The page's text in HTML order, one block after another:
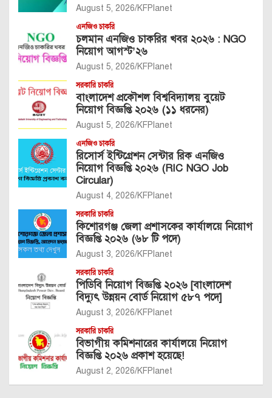
August 5, 2026 KFPlanet
এনজিও চাকরি
চলমান এনজিও চাকরির খবর ২০২৬ : NGO
নিয়োগ আগস্ট’২৬
August 5, 2026 KFPlanet
সরকারি চাকরি
বাংলাদেশ প্রকৌশল বিশ্ববিদ্যালয় বুয়েট
নিয়োগ বিজ্ঞপ্তি ২০২৬ (১১ ধরনের)
August 5, 2026 KFPlanet
এনজিও চাকরি
রিসোর্স ইন্টিগ্রেশন সেন্টার রিক এনজিও
নিয়োগ বিজ্ঞপ্তি ২০২৬ (RIC NGO Job
Circular)
August 4, 2026 KFPlanet
সরকারি চাকরি
কিশোরগঞ্জ জেলা প্রশাসকের কার্যালয়ে নিয়োগ
বিজ্ঞপ্তি ২০২৬ (৬৮ টি পদে)
August 3, 2026 KFPlanet
সরকারি চাকরি
পিডিবি নিয়োগ বিজ্ঞপ্তি ২০২৬ [বাংলাদেশ
বিদ্যুৎ উন্নয়ন বোর্ড নিয়োগ ৫৮৭ পদে]
August 3, 2026 KFPlanet
সরকারি চাকরি
বিভাগীয় কমিশনারের কার্যালয়ে নিয়োগ
বিজ্ঞপ্তি ২০২৬ প্রকাশ হয়েছে!
August 2, 2026 KFPlanet